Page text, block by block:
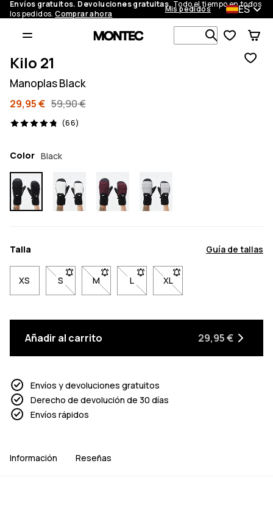
Envíos gratuitos. Devoluciones gratuitas.Todo el tiempo en todos
los pedidos.Comprar ahora Mis pedidos ES
Busca en
Kilo 21
Manoplas Black
29,95 € 59,90 €
(66)
66 opiniones, 4.8/5
Color Black
Talla Guía de tallas
XS S- Talla S no disponible. Haz clic para ser notificado
M- Talla M no disponible. Haz clic para ser
L- Talla L no disponible. Haz clic
XL- Talla XL no disponible.
Añadir al carrito 29,95 €
Envíos y devoluciones gratuitos
Derecho de devolución de 30 días
Envíos rápidos
Información Reseñas